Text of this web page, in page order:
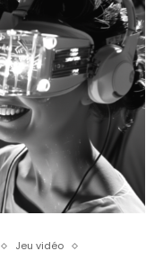
Jeu vidéo